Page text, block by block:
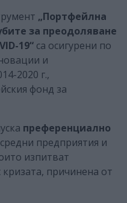
„Портфейлна
за преодоляване
19“ са осигурени по
и
2020 г.,
фонд за
преференциално
предприятия и
изпитват
причинена от